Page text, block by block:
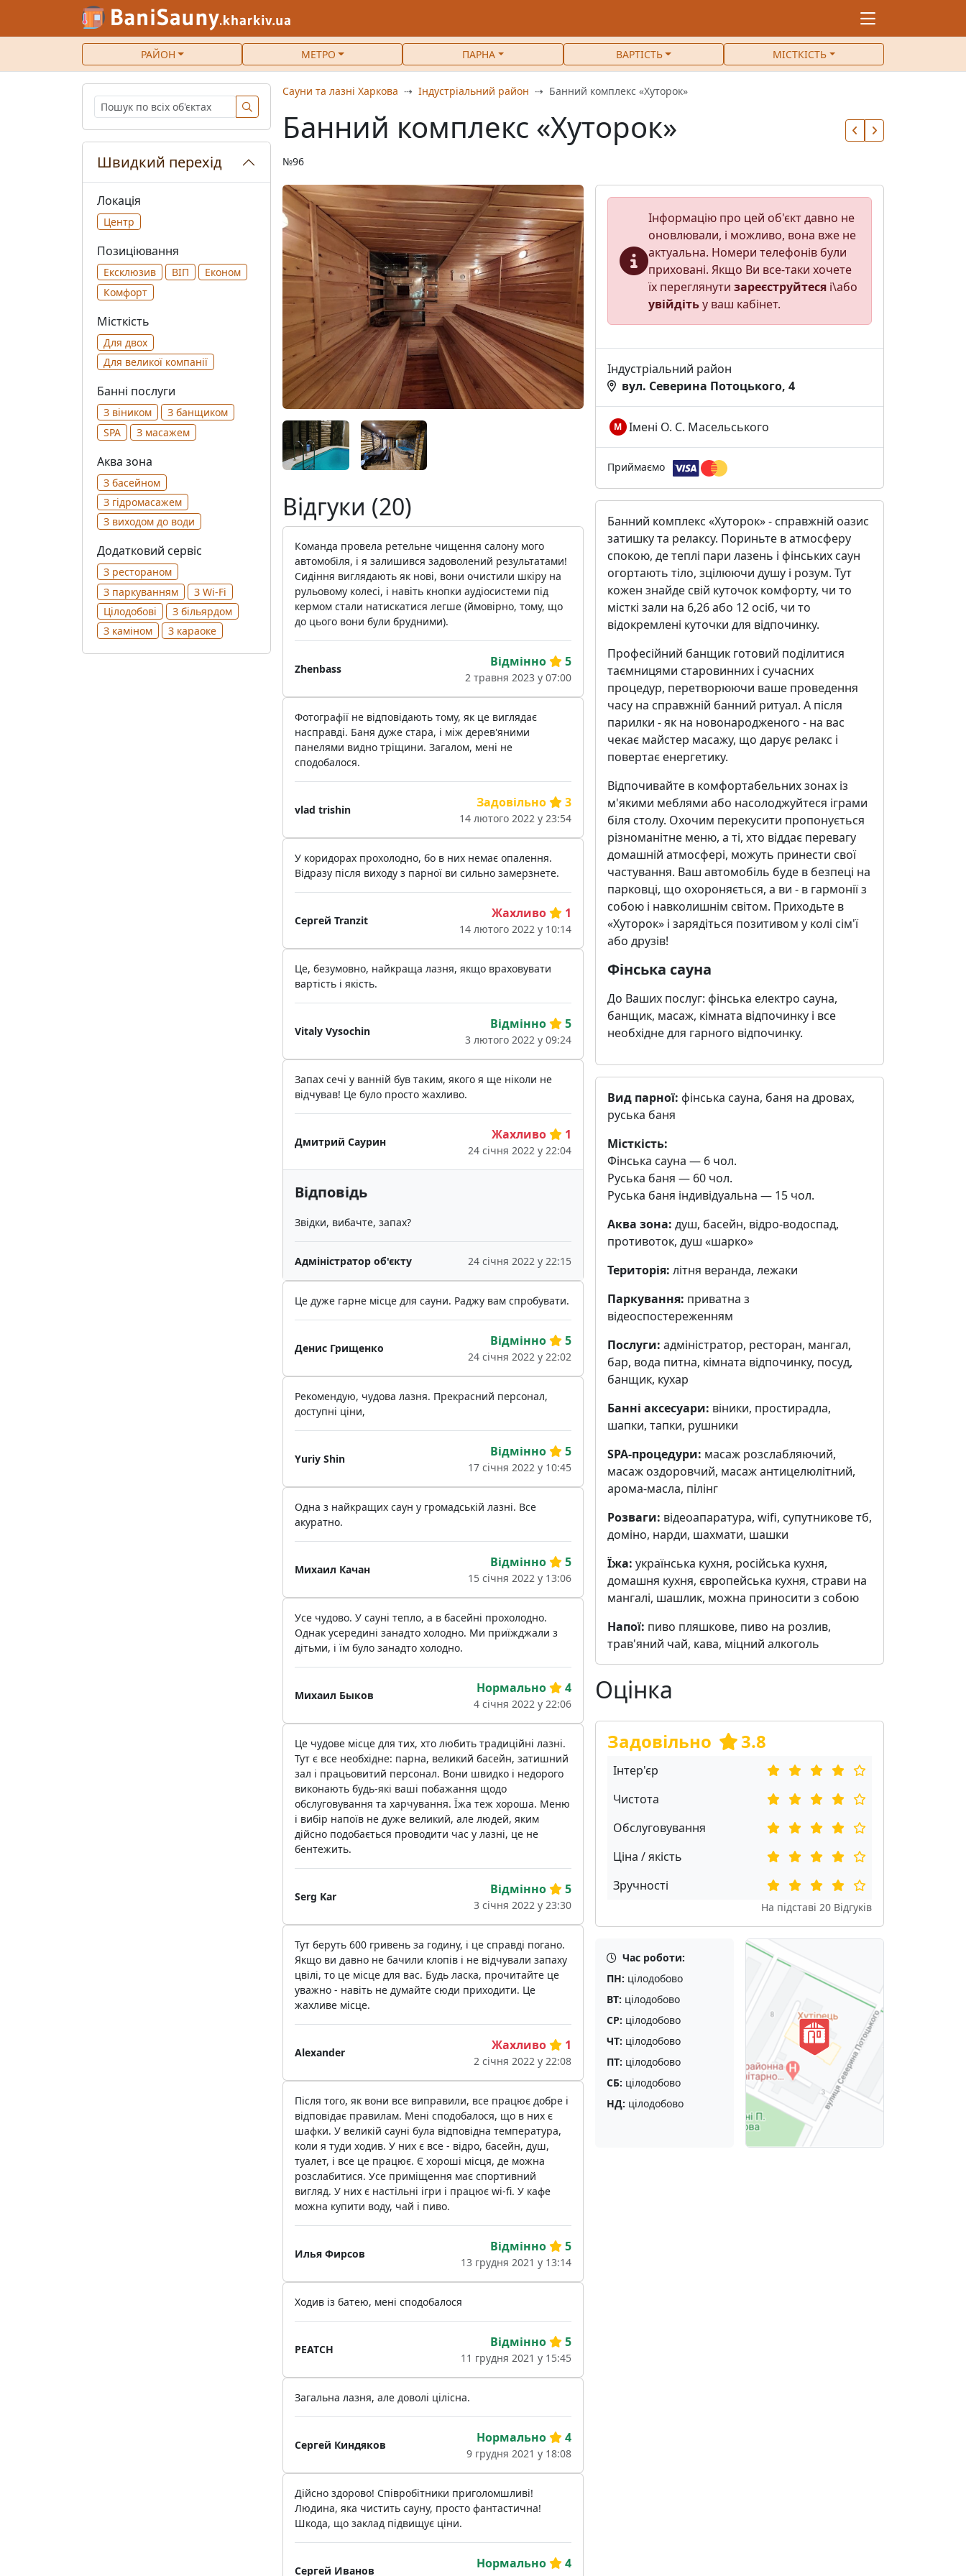
РАЙОН МЕТРО ПАРНА ВАРТІСТЬ МІСТКІСТЬ
Сауни та лазні Харкова Індустріальний район Банний комплекс «Хуторок»
Банний комплекс «Хуторок»
№96
Інформацію про цей об'єкт давно не
оновлювали, і можливо, вона вже не
актуальна. Номери телефонів були
приховані. Якщо Ви все-таки хочете
їх переглянути зареєструйтесяі\або
увійдітьу ваш кабінет.
Індустріальний район
вул. Северина Потоцького, 4
М Імені О. С. Масельського
Приймаємо
Банний комплекс «Хуторок» - справжній оазис
затишку та релаксу. Пориньте в атмосферу
спокою, де теплі пари лазень і фінських саун
огортають тіло, зцілюючи душу і розум. Тут
кожен знайде свій куточок комфорту, чи то
місткі зали на 6,26 або 12 осіб, чи то
відокремлені куточки для відпочинку.
Професійний банщик готовий поділитися
таємницями старовинних і сучасних
процедур, перетворюючи ваше проведення
часу на справжній банний ритуал. А після
парилки - як на новонародженого - на вас
чекає майстер масажу, що дарує релакс і
повертає енергетику.
Відпочивайте в комфортабельних зонах із
м'якими меблями або насолоджуйтеся іграми
біля столу. Охочим перекусити пропонується
різноманітне меню, а ті, хто віддає перевагу
домашній атмосфері, можуть принести свої
частування. Ваш автомобіль буде в безпеці на
парковці, що охороняється, а ви - в гармонії з
собою і навколишнім світом. Приходьте в
«Хуторок» і зарядіться позитивом у колі сім'ї
або друзів!
Фінська сауна
До Ваших послуг: фінська електро сауна,
банщик, масаж, кімната відпочинку і все
необхідне для гарного відпочинку.
Вид парної: фінська сауна, баня на дровах,
руська баня
Місткість:
Фінська сауна — 6 чол.
Руська баня — 60 чол.
Руська баня індивідуальна — 15 чол.
Аква зона: душ, басейн, відро-водоспад,
противоток, душ «шарко»
Територія: літня веранда, лежаки
Паркування: приватна з
відеоспостереженням
Послуги: адміністратор, ресторан, мангал,
бар, вода питна, кімната відпочинку, посуд,
банщик, кухар
Банні аксесуари: віники, простирадла,
шапки, тапки, рушники
SPA-процедури: масаж розслабляючий,
масаж оздоровчий, масаж антицелюлітний,
арома-масла, пілінг
Розваги: відеоапаратура, wifi, cупутникове тб,
доміно, нарди, шахмати, шашки
Їжа: українська кухня, російська кухня,
домашня кухня, європейська кухня, страви на
мангалі, шашлик, можна приносити з собою
Напої: пиво пляшкове, пиво на розлив,
трав'яний чай, кава, міцний алкоголь
Оцінка
Задовільно 3.8
Інтер'єр
Чистота
Обслуговування
Ціна / якість
Зручності
На підставі 20 Відгуків
Час роботи:
ПН: цілодобово
ВТ: цілодобово
СР: цілодобово
ЧТ: цілодобово
ПТ: цілодобово
СБ: цілодобово
НД: цілодобово
Відгуки (20)
Команда провела ретельне чищення салону мого
автомобіля, і я залишився задоволений результатами!
Сидіння виглядають як нові, вони очистили шкіру на
рульовому колесі, і навіть кнопки аудіосистеми під
кермом стали натискатися легше (ймовірно, тому, що
до цього вони були брудними).
Zhenbass Відмінно 5
2 травня 2023 у 07:00
Фотографії не відповідають тому, як це виглядає
насправді. Баня дуже стара, і між дерев'яними
панелями видно тріщини. Загалом, мені не
сподобалося.
vlad trishin Задовільно 3
14 лютого 2022 у 23:54
У коридорах прохолодно, бо в них немає опалення.
Відразу після виходу з парної ви сильно замерзнете.
Сергей Tranzit Жахливо 1
14 лютого 2022 у 10:14
Це, безумовно, найкраща лазня, якщо враховувати
вартість і якість.
Vitaly Vysochin Відмінно 5
3 лютого 2022 у 09:24
Запах сечі у ванній був таким, якого я ще ніколи не
відчував! Це було просто жахливо.
Дмитрий Саурин Жахливо 1
24 січня 2022 у 22:04
Відповідь
Звідки, вибачте, запах?
Адміністратор об'єкту 24 січня 2022 у 22:15
Це дуже гарне місце для сауни. Раджу вам спробувати.
Денис Грищенко Відмінно 5
24 січня 2022 у 22:02
Рекомендую, чудова лазня. Прекрасний персонал,
доступні ціни,
Yuriy Shin Відмінно 5
17 січня 2022 у 10:45
Одна з найкращих саун у громадській лазні. Все
акуратно.
Михаил Качан Відмінно 5
15 січня 2022 у 13:06
Усе чудово. У сауні тепло, а в басейні прохолодно.
Однак усередині занадто холодно. Ми приїжджали з
дітьми, і їм було занадто холодно.
Михаил Быков Нормально 4
4 січня 2022 у 22:06
Це чудове місце для тих, хто любить традиційні лазні.
Тут є все необхідне: парна, великий басейн, затишний
зал і працьовитий персонал. Вони швидко і недорого
виконають будь-які ваші побажання щодо
обслуговування та харчування. Їжа теж хороша. Меню
і вибір напоїв не дуже великий, але людей, яким
дійсно подобається проводити час у лазні, це не
бентежить.
Serg Kar Відмінно 5
3 січня 2022 у 23:30
Тут беруть 600 гривень за годину, і це справді погано.
Якщо ви давно не бачили клопів і не відчували запаху
цвілі, то це місце для вас. Будь ласка, прочитайте це
уважно - навіть не думайте сюди приходити. Це
жахливе місце.
Alexander Жахливо 1
2 січня 2022 у 22:08
Після того, як вони все виправили, все працює добре і
відповідає правилам. Мені сподобалося, що в них є
шафки. У великій сауні була відповідна температура,
коли я туди ходив. У них є все - відро, басейн, душ,
туалет, і все це працює. Є хороші місця, де можна
розслабитися. Усе приміщення має спортивний
вигляд. У них є настільні ігри і працює wi-fi. У кафе
можна купити воду, чай і пиво.
Илья Фирсов Відмінно 5
13 грудня 2021 у 13:14
Ходив із батею, мені сподобалося
PEATCH Відмінно 5
11 грудня 2021 у 15:45
Загальна лазня, але доволі цілісна.
Сергей Киндяков Нормально 4
9 грудня 2021 у 18:08
Дійсно здорово! Співробітники приголомшливі!
Людина, яка чистить сауну, просто фантастична!
Шкода, що заклад підвищує ціни.
Сергей Иванов Нормально 4
Швидкий перехід
Локація
Центр
Позиціювання
Ексклюзив ВІП
Економ
Комфорт
Місткість
Для двох
Для великої компанії
Банні послуги
З віником
З банщиком
SPA
З масажем
Аква зона
З басейном
З гідромасажем
З виходом до води
Додатковий сервіс
З рестораном
З паркуванням
З Wi-Fi
Цілодобові
З більярдом
З каміном
З караоке